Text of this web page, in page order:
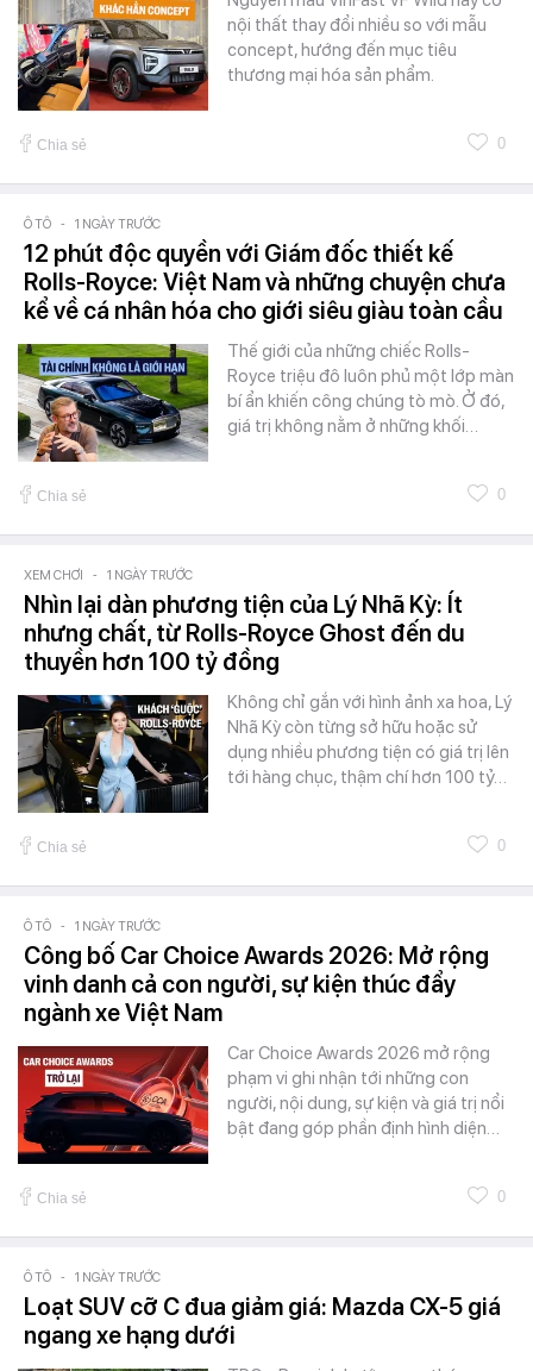
nội thất thay đổi nhiều so với mẫu
concept, hướng đến mục tiêu
thương mại hóa sản phẩm.
Chia sẻ 0
Ô TÔ - 1 NGÀY TRƯỚC
12 phút độc quyền với Giám đốc thiết kế
Rolls-Royce: Việt Nam và những chuyện chưa
kể về cá nhân hóa cho giới siêu giàu toàn cầu
Thế giới của những chiếc Rolls-
Royce triệu đô luôn phủ một lớp màn
bí ẩn khiến công chúng tò mò. Ở đó,
giá trị không nằm ở những khối…
Chia sẻ 0
XEM CHƠI - 1 NGÀY TRƯỚC
Nhìn lại dàn phương tiện của Lý Nhã Kỳ: Ít
nhưng chất, từ Rolls-Royce Ghost đến du
thuyền hơn 100 tỷ đồng
Không chỉ gắn với hình ảnh xa hoa, Lý
Nhã Kỳ còn từng sở hữu hoặc sử
dụng nhiều phương tiện có giá trị lên
tới hàng chục, thậm chí hơn 100 tỷ…
Chia sẻ 0
Ô TÔ - 1 NGÀY TRƯỚC
Công bố Car Choice Awards 2026: Mở rộng
vinh danh cả con người, sự kiện thúc đẩy
ngành xe Việt Nam
Car Choice Awards 2026 mở rộng
phạm vi ghi nhận tới những con
người, nội dung, sự kiện và giá trị nổi
bật đang góp phần định hình diện…
Chia sẻ 0
Ô TÔ - 1 NGÀY TRƯỚC
Loạt SUV cỡ C đua giảm giá: Mazda CX-5 giá
ngang xe hạng dưới